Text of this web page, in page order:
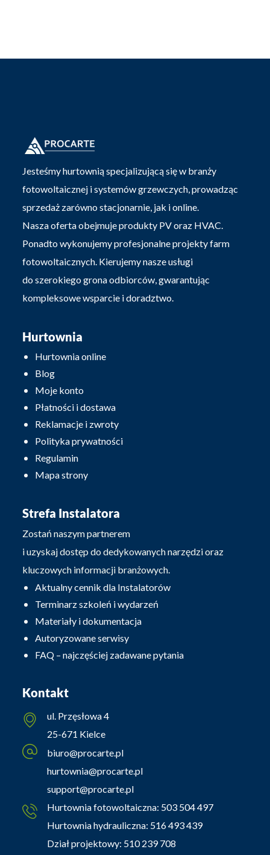
Jesteśmy hurtownią specjalizującą się w branży
fotowoltaicznej i systemów grzewczych, prowadząc
sprzedaż zarówno stacjonarnie, jak i online.
Nasza oferta obejmuje produkty PV oraz HVAC.
Ponadto wykonujemy profesjonalne projekty farm
fotowoltaicznych. Kierujemy nasze usługi
do szerokiego grona odbiorców, gwarantując
kompleksowe wsparcie i doradztwo.
Hurtownia
Hurtownia online
Blog
Moje konto
Płatności i dostawa
Reklamacje i zwroty
Polityka prywatności
Regulamin
Mapa strony
Strefa Instalatora
Zostań naszym partnerem
i uzyskaj dostęp do dedykowanych narzędzi oraz
kluczowych informacji branżowych.
Aktualny cennik dla Instalatorów
Terminarz szkoleń i wydarzeń
Materiały i dokumentacja
Autoryzowane serwisy
FAQ – najczęściej zadawane pytania
Kontakt
ul. Przęsłowa 4
25-671 Kielce
biuro@procarte.pl
hurtownia@procarte.pl
support@procarte.pl
Hurtownia fotowoltaiczna: 503 504 497
Hurtownia hydrauliczna: 516 493 439
Dział projektowy: 510 239 708